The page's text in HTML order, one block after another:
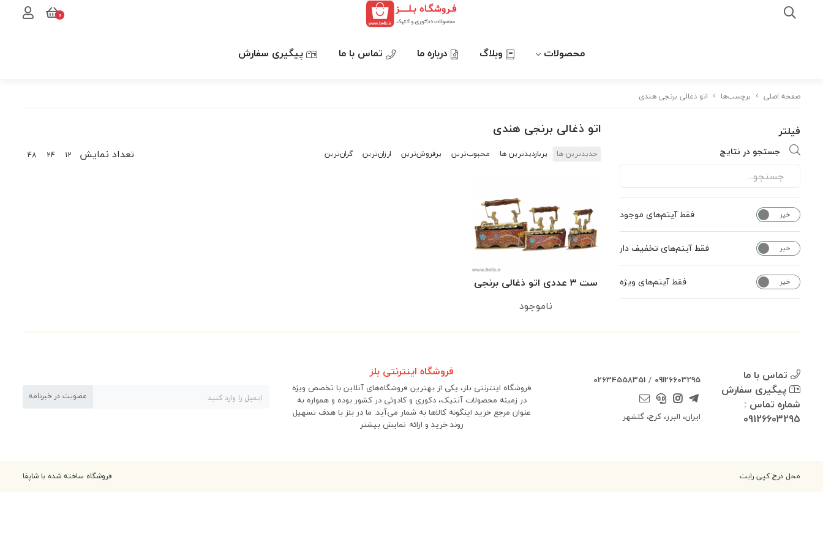
0
محصولات وبلاگ درباره ما تماس با ما پیگیری سفارش
صفحه اصلی برچسب‌ها اتو ذغالی برنجی هندی
فیلتر
جستجو در نتایج
خیر فقط آیتم‌های موجود
خیر فقط آیتم‌های تخفیف دار
خیر فقط آیتم‌های ویژه
اتو ذغالی برنجی هندی
جدیدترین ها پربازدیدترین ها محبوب‌‌ترین پرفروش‌ترین ارزان‌ترین گران‌ترین تعداد نمایش 12
24
48
ست ۳ عددی اتو ذغالی برنجی
ناموجود
تماس با ما
پیگیری سفارش
شماره تماس :
09126603295
09126603295
/
02634558351
ایران، البرز، کرج، گلشهر
فروشگاه اینترنتی بلز
فروشگاه اینترنتی بلز، یکی از بهترین فروشگاه‌های آنلاین با تخصص ویژه
در زمینه محصولات آنتیک، دکوری و کادوئی در کشور بوده و همواره به
عنوان مرجع خرید اینگونه کالاها به شمار می‌آید. ما در بلز با هدف تسهیل
روند خرید و ارائه نمایش بیشتر
عضویت در خبرنامه
فروشگاه ساخته شده با شاپفا محل درج کپی رایت